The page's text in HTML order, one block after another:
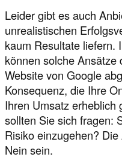
Leider gibt es auch
unrealistischen
kaum Resultate liefern.
können solche
Website von Google
Konsequenz, die Ihre
Ihren Umsatz erheblich
sollten Sie sich fragen:
Risiko einzugehen?
Nein sein.